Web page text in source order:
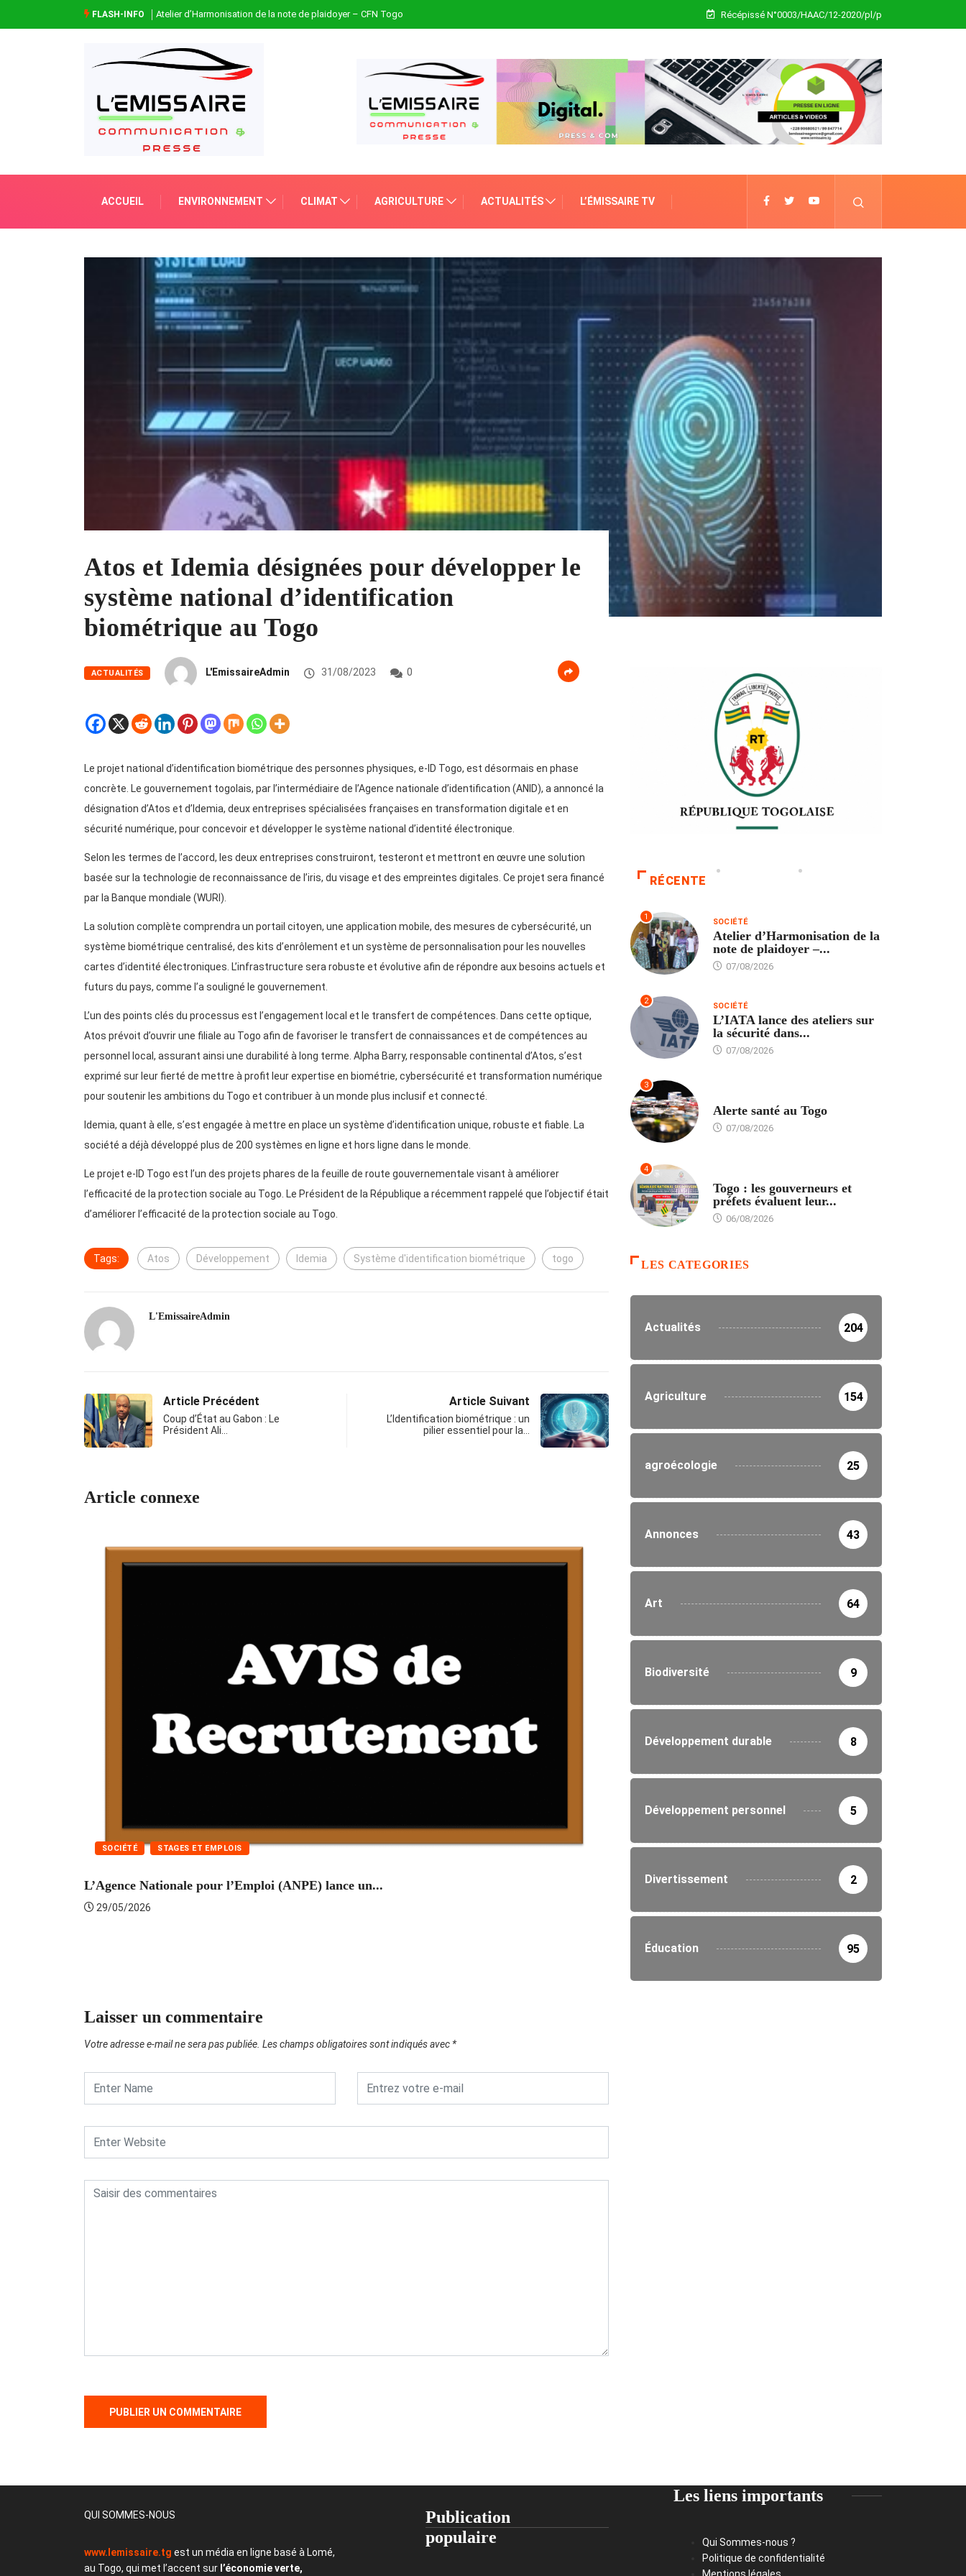
FLASH-INFO Atelier d’Harmonisation de la note de plaidoyer – CFN Togo Récépissé N°0003/HAAC/12-2020/pl/p
ACCUEIL ENVIRONNEMENT CLIMAT AGRICULTURE ACTUALITÉS L’ÉMISSAIRE TV
Atos et Idemia désignées pour développer le
système national d’identification
biométrique au Togo
ACTUALITÉS L'EmissaireAdmin 31/08/2023 0
Le projet national d’identification biométrique des personnes physiques, e-ID Togo, est désormais en phase
concrète. Le gouvernement togolais, par l’intermédiaire de l’Agence nationale d’identification (ANID), a annoncé la
désignation d’Atos et d’Idemia, deux entreprises spécialisées françaises en transformation digitale et en
sécurité numérique, pour concevoir et développer le système national d’identité électronique.
Selon les termes de l’accord, les deux entreprises construiront, testeront et mettront en œuvre une solution
basée sur la technologie de reconnaissance de l’iris, du visage et des empreintes digitales. Ce projet sera financé
par la Banque mondiale (WURI).
La solution complète comprendra un portail citoyen, une application mobile, des mesures de cybersécurité, un
système biométrique centralisé, des kits d’enrôlement et un système de personnalisation pour les nouvelles
cartes d’identité électroniques. L’infrastructure sera robuste et évolutive afin de répondre aux besoins actuels et
futurs du pays, comme l’a souligné le gouvernement.
L’un des points clés du processus est l’engagement local et le transfert de compétences. Dans cette optique,
Atos prévoit d’ouvrir une filiale au Togo afin de favoriser le transfert de connaissances et de compétences au
personnel local, assurant ainsi une durabilité à long terme. Alpha Barry, responsable continental d’Atos, s’est
exprimé sur leur fierté de mettre à profit leur expertise en biométrie, cybersécurité et transformation numérique
pour soutenir les ambitions du Togo et contribuer à un monde plus inclusif et connecté.
Idemia, quant à elle, s’est engagée à mettre en place un système d’identification unique, robuste et fiable. La
société a déjà développé plus de 200 systèmes en ligne et hors ligne dans le monde.
Le projet e-ID Togo est l’un des projets phares de la feuille de route gouvernementale visant à améliorer
l’efficacité de la protection sociale au Togo. Le Président de la République a récemment rappelé que l’objectif était
d’améliorer l’efficacité de la protection sociale au Togo.
Tags: Atos Développement Idemia Système d'identification biométrique togo
L'EmissaireAdmin
Article Précédent
Coup d’État au Gabon : Le
Président Ali…
Article Suivant
L’Identification biométrique : un
pilier essentiel pour la…
Article connexe
SOCIÉTÉ STAGES ET EMPLOIS
L’Agence Nationale pour l’Emploi (ANPE) lance un...
29/05/2026
Campagne nationale de reboisement au Togo :...
29/05/2026
Laisser un commentaire
Votre adresse e-mail ne sera pas publiée. Les champs obligatoires sont indiqués avec *
RÉCENTE
1 SOCIÉTÉ
Atelier d’Harmonisation de la
note de plaidoyer –...
07/08/2026
2 SOCIÉTÉ
L’IATA lance des ateliers sur
la sécurité dans...
07/08/2026
3
Alerte santé au Togo
07/08/2026
4
Togo : les gouverneurs et
préfets évaluent leur...
06/08/2026
LES CATEGORIES
Actualités 204
Agriculture 154
agroécologie 25
Annonces 43
Art 64
Biodiversité 9
Développement durable 8
Développement personnel 5
Divertissement 2
Éducation 95
QUI SOMMES-NOUS
www.lemissaire.tg est un média en ligne basé à Lomé,
au Togo, qui met l’accent sur l’économie verte,
Publication
populaire
Les liens importants
Qui Sommes-nous ?
Politique de confidentialité